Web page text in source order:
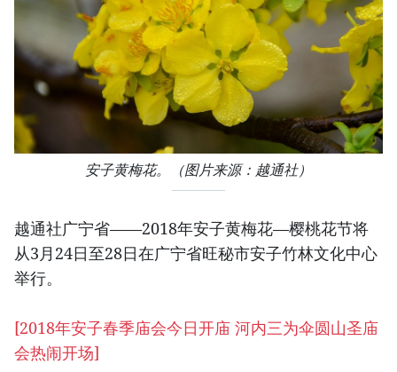
安子黄梅花。（图片来源：越通社）
越通社广宁省——2018年安子黄梅花—樱桃花节将
从3月24日至28日在广宁省旺秘市安子竹林文化中心
举行。
[2018年安子春季庙会今日开庙 河内三为伞圆山圣庙
会热闹开场]